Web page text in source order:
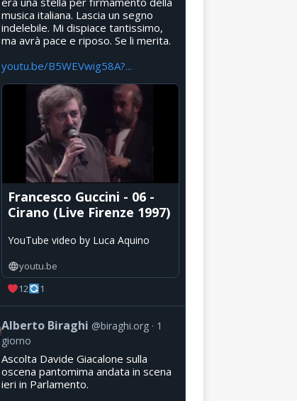
musica italiana. Lascia un segno
indelebile. Mi dispiace tantissimo,
ma avrà pace e riposo. Se li merita.
youtu.be/B5WEVwig58A?...
Francesco Guccini - 06 -
Cirano (Live Firenze 1997)
YouTube video by Luca Aquino
youtu.be
12
1
Alberto Biraghi @biraghi.org
1
giorno
Ascolta Davide Giacalone sulla
oscena pantomima andata in scena
ieri in Parlamento.